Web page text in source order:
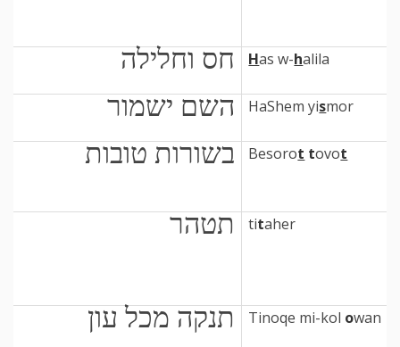
חס וחלילה Has w-halila
השם ישמור HaShem yismor
בשורות טובות Besorot tovot
תטהר titaher
תנקה מכל עון Tinoqe mi-kol owan